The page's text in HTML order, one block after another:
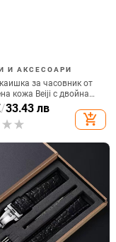
И АКСЕСОАРИ
за часовник от
кожа Beiji с двойна
пеперуда, модел на
2024
/33.43 лв
add_shopping_cart